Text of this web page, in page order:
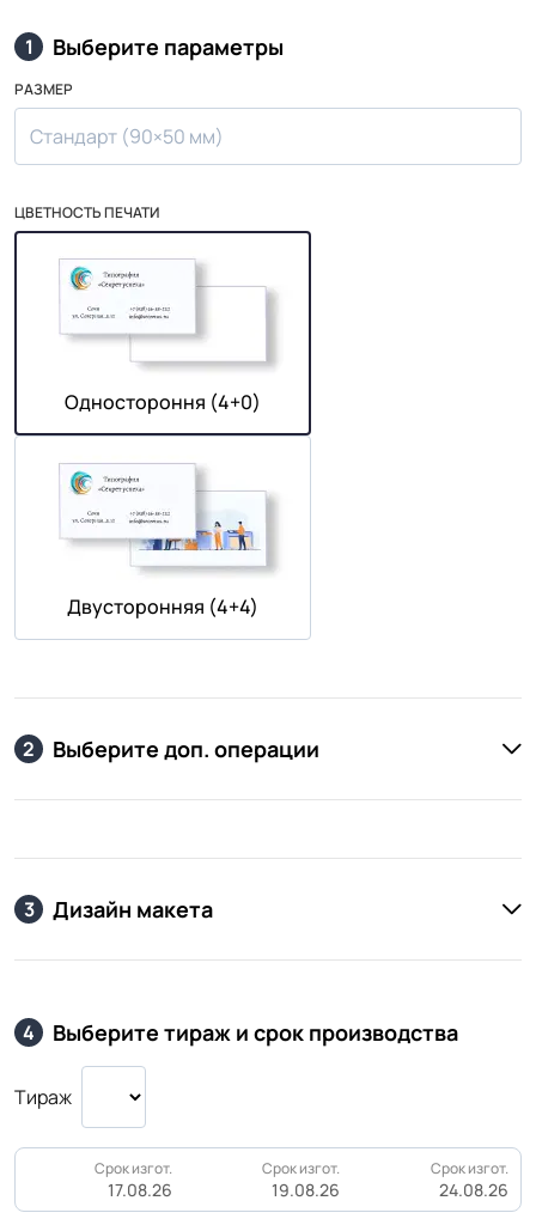
1 Выберите параметры
РАЗМЕР
Стандарт (90×50 мм)
ЦВЕТНОСТЬ ПЕЧАТИ
Одностороння (4+0)
Двусторонняя (4+4)
2 Выберите доп. операции
3 Дизайн макета
4 Выберите тираж и срок производства
Тираж
Срок изгот.
17.08.26
Срок изгот.
19.08.26
Срок изгот.
24.08.26